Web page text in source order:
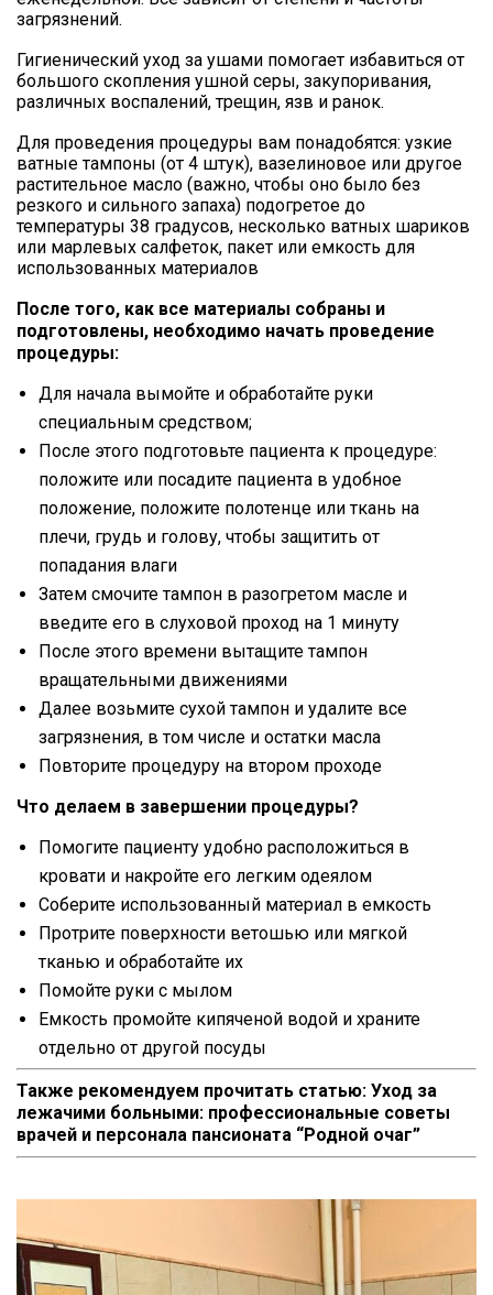
загрязнений.
Гигиенический уход за ушами помогает избавиться от
большого скопления ушной серы, закупоривания,
различных воспалений, трещин, язв и ранок.
Для проведения процедуры вам понадобятся: узкие
ватные тампоны (от 4 штук), вазелиновое или другое
растительное масло (важно, чтобы оно было без
резкого и сильного запаха) подогретое до
температуры 38 градусов, несколько ватных шариков
или марлевых салфеток, пакет или емкость для
использованных материалов
После того, как все материалы собраны и
подготовлены, необходимо начать проведение
процедуры:
Для начала вымойте и обработайте руки
специальным средством;
После этого подготовьте пациента к процедуре:
положите или посадите пациента в удобное
положение, положите полотенце или ткань на
плечи, грудь и голову, чтобы защитить от
попадания влаги
Затем смочите тампон в разогретом масле и
введите его в слуховой проход на 1 минуту
После этого времени вытащите тампон
вращательными движениями
Далее возьмите сухой тампон и удалите все
загрязнения, в том числе и остатки масла
Повторите процедуру на втором проходе
Что делаем в завершении процедуры?
Помогите пациенту удобно расположиться в
кровати и накройте его легким одеялом
Соберите использованный материал в емкость
Протрите поверхности ветошью или мягкой
тканью и обработайте их
Помойте руки с мылом
Емкость промойте кипяченой водой и храните
отдельно от другой посуды
Также рекомендуем прочитать статью: Уход за
лежачими больными: профессиональные советы
врачей и персонала пансионата “Родной очаг”